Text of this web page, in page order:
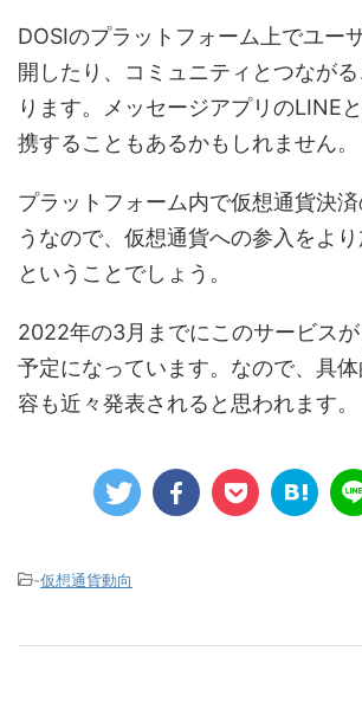
DOSIのプラットフォーム上でユー
開したり、コミュニティとつなが
ります。メッセージアプリのLINE
携することもあるかもしれません。
プラットフォーム内で仮想通貨決
うなので、仮想通貨への参入をよ
ということでしょう。
2022年の3月までにこのサービス
予定になっています。なので、具
容も近々発表されると思われます。
-仮想通貨動向